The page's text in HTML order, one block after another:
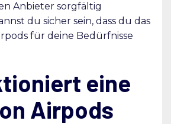
Anbieter sorgfältig
du sicher sein, dass du das
für deine Bedürfnisse
eine
Airpods